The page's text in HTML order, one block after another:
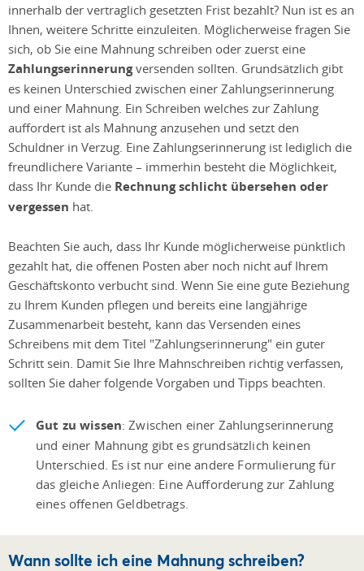
innerhalb der vertraglich gesetzten Frist bezahlt? Nun ist es an
Ihnen, weitere Schritte einzuleiten. Möglicherweise fragen Sie
sich, ob Sie eine Mahnung schreiben oder zuerst eine
Zahlungserinnerungversenden sollten. Grundsätzlich gibt
es keinen Unterschied zwischen einer Zahlungserinnerung
und einer Mahnung. Ein Schreiben welches zur Zahlung
auffordert ist als Mahnung anzusehen und setzt den
Schuldner in Verzug. Eine Zahlungserinnerung ist lediglich die
freundlichere Variante – immerhin besteht die Möglichkeit,
dass Ihr Kunde die Rechnung schlicht übersehen oder
vergessen hat.
Beachten Sie auch, dass Ihr Kunde möglicherweise pünktlich
gezahlt hat, die offenen Posten aber noch nicht auf Ihrem
Geschäftskonto verbucht sind. Wenn Sie eine gute Beziehung
zu Ihrem Kunden pflegen und bereits eine langjährige
Zusammenarbeit besteht, kann das Versenden eines
Schreibens mit dem Titel "Zahlungserinnerung" ein guter
Schritt sein. Damit Sie Ihre Mahnschreiben richtig verfassen,
sollten Sie daher folgende Vorgaben und Tipps beachten.
Gut zu wissen: Zwischen einer Zahlungserinnerung
und einer Mahnung gibt es grundsätzlich keinen
Unterschied. Es ist nur eine andere Formulierung für
das gleiche Anliegen: Eine Aufforderung zur Zahlung
eines offenen Geldbetrags.
Wann sollte ich eine Mahnung schreiben?